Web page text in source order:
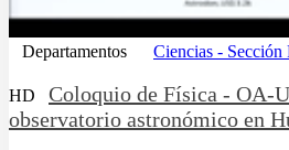
Departamentos Ciencias - Sección
HD
Coloquio de Física - OA-
observatorio astronómico en